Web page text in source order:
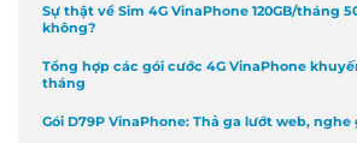
Sự thật về Sim 4G VinaPhone 120GB/tháng
không?
Tổng hợp các gói cước 4G VinaPhone
tháng
Gói D79P VinaPhone: Thả ga lướt web, nghe